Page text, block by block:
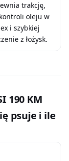
trakcję,
oleju w
i szybkiej
z łożysk.
190 KM
psuje i ile